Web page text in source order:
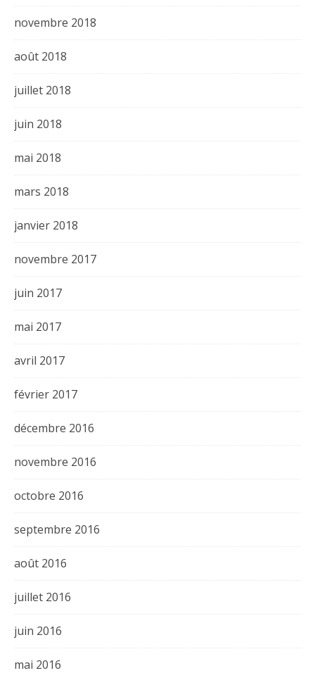
novembre 2018
août 2018
juillet 2018
juin 2018
mai 2018
mars 2018
janvier 2018
novembre 2017
juin 2017
mai 2017
avril 2017
février 2017
décembre 2016
novembre 2016
octobre 2016
septembre 2016
août 2016
juillet 2016
juin 2016
mai 2016